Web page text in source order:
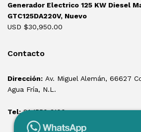
Generador Electrico 125 KW Diesel
GTC125DA220V, Nuevo
USD $30,950.00
Contacto
Dirección: Av. Miguel Alemán, 66627
Agua Fría, N.L.
Tel:81 1550 3100